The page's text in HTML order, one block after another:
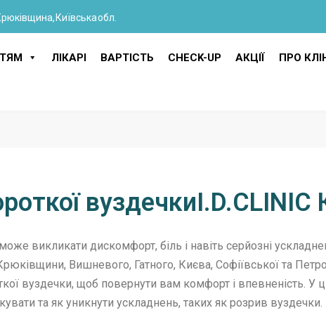
Київська обл.
ЛІКАРІ ВАРТІСТЬ CHECK-UP АКЦІЇ ПРО
викликати дискомфорт, біль і навіть серйозні
Вишневого, Гатного, Києва, Софіївської та
вуздечки, щоб повернути вам комфорт і впевненість. У
та як уникнути ускладнень, таких як розрив вуздечки.